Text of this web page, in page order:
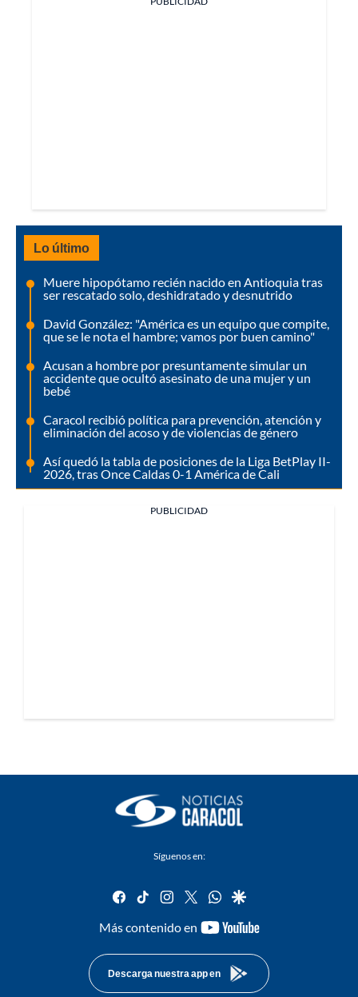
Lo último
Muere hipopótamo recién nacido en Antioquia tras
ser rescatado solo, deshidratado y desnutrido
David González: "América es un equipo que compite,
que se le nota el hambre; vamos por buen camino"
Acusan a hombre por presuntamente simular un
accidente que ocultó asesinato de una mujer y un
bebé
Caracol recibió política para prevención, atención y
eliminación del acoso y de violencias de género
Así quedó la tabla de posiciones de la Liga BetPlay II-
2026, tras Once Caldas 0-1 América de Cali
PUBLICIDAD
Síguenos en:
facebook
tiktok instagram
twitterwhatsapp
google
Más contenido en
youtube-
Descarga nuestra app en